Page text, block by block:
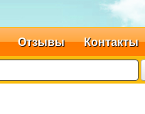
Отзывы Контакты